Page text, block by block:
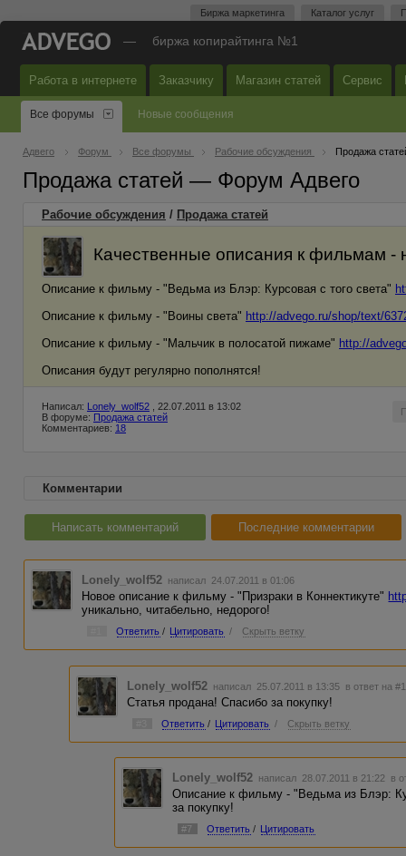
Биржа маркетинга Каталог услуг
— биржа копирайтинга №1
Работа в интернете Заказчику Магазин статей Сервис
Все форумы Новые сообщения
Адвего Форум Все форумы Рабочие обсуждения Продажа
Продажа статей — Форум Адвего
Рабочие обсуждения / Продажа статей
Качественные описания к фильмам -
Описание к фильму - "Ведьма из Блэр: Курсовая с того света"
Описание к фильму - "Воины света" http://advego.ru/shop/text/
Описание к фильму - "Мальчик в полосатой пижаме" http://
Описания будут регулярно пополнятся!
Написал: Lonely_wolf52 , 22.07.2011 в 13:02
В форуме: Продажа статей
Комментариев: 18
Комментарии
Написать комментарий Последние комментарии
Lonely_wolf52 написал 24.07.2011 в 01:06
Новое описание к фильму - "Призраки в Коннектикуте"
уникально, читабельно, недорого!
Ответить / Цитировать / Скрыть ветку
Lonely_wolf52 написал 25.07.2011 в 13:35 в ответ на #1
Статья продана! Спасибо за покупку!
Ответить / Цитировать / Скрыть ветку
Lonely_wolf52 написал 28.07.2011 в 21:22 в
Описание к фильму - "Ведьма из Блэр:
за покупку!
#7 Ответить / Цитировать